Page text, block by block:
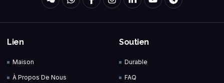
Lien
Maison
À Propos De Nous
Soutien
Durable
FAQ